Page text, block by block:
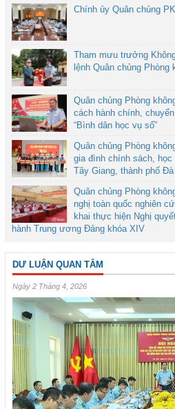
Chính ủy Quân chủng
Tham mưu trưởng
lệnh Quân chủng Phòng
Quân chủng Phòng
cách hành chính,
“Bình dân học vụ số”
Quân chủng Phòng
gia đình chính sách,
Tây Giang, thành phố
Quân chủng Phòng
nghị toàn quốc nghiên
khai thực hiện Nghị
hành Trung ương Đảng khóa XIV
DƯ LUẬN QUAN TÂM
Ngày 2 Tháng 4, 2026